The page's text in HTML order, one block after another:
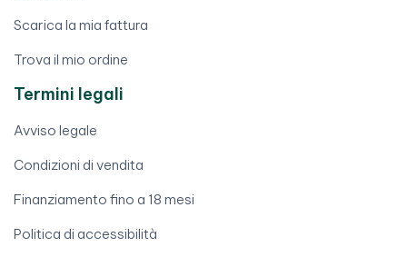
Scarica la mia fattura
Trova il mio ordine
Termini legali
Avviso legale
Condizioni di vendita
Finanziamento fino a 18 mesi
Politica di accessibilità